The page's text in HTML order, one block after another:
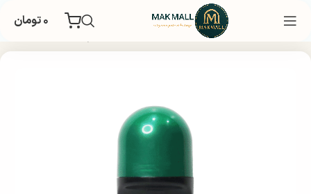
۰تومان
بهداشت شخصی دئودرانت و ضد تعریق